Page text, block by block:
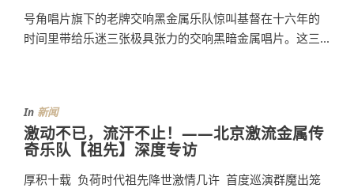
号角唱片旗下的老牌交响黑金属乐队惊叫基督在十六年的
时间里带给乐迷三张极具张力的交响黑暗金属唱片。这三...
In 新闻
激动不已，流汗不止！——北京激流金属传
奇乐队【祖先】深度专访
厚积十载 负荷时代祖先降世激情几许 首度巡演群魔出笼